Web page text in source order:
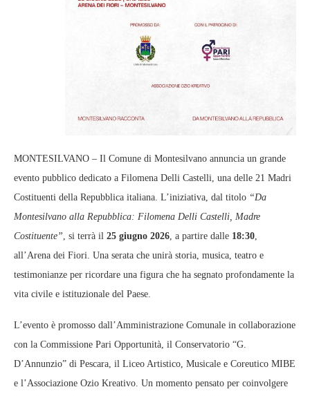
MONTESILVANO – Il Comune di Montesilvano annuncia un grande
evento pubblico dedicato a Filomena Delli Castelli, una delle 21 Madri
Costituenti della Repubblica italiana. L’iniziativa, dal titolo “Da
Montesilvano alla Repubblica: Filomena Delli Castelli, Madre
Costituente” , si terrà il 25 giugno 2026 , a partire dalle 18:30
all’Arena dei Fiori. Una serata che unirà storia, musica, teatro e
testimonianze per ricordare una figura che ha segnato profondamente la
vita civile e istituzionale del Paese.
L’evento è promosso dall’Amministrazione Comunale in collaborazione
con la Commissione Pari Opportunità, il Conservatorio “G.
D’Annunzio” di Pescara, il Liceo Artistico, Musicale e Coreutico MIBE
e l’Associazione Ozio Kreativo. Un momento pensato per coinvolgere